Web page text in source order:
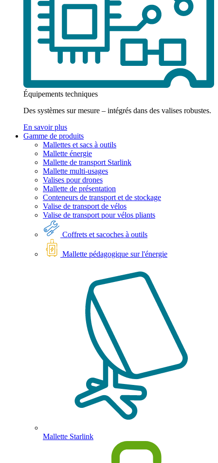
Équipements techniques
Des systèmes sur mesure – intégrés dans des valises robustes.
En savoir plus
Gamme de produits
Mallettes et sacs à outils
Mallette énergie
Mallette de transport Starlink
Mallette multi-usages
Valises pour drones
Mallette de présentation
Conteneurs de transport et de stockage
Valise de transport de vélos
Valise de transport pour vélos pliants
Coffrets et sacoches à outils
Mallette pédagogique sur l'énergie
Mallette Starlink